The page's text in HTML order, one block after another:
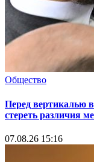
Общество
Перед вертикалью
стереть различия
07.08.26 15:16